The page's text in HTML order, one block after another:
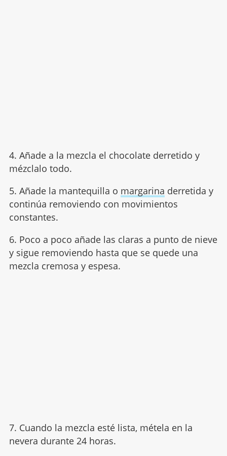
4. Añade a la mezcla el chocolate derretido y
mézclalo todo.
5. Añade la mantequilla o margarina derretida y
continúa removiendo con movimientos
constantes.
6. Poco a poco añade las claras a punto de nieve
y sigue removiendo hasta que se quede una
mezcla cremosa y espesa.
7. Cuando la mezcla esté lista, métela en la
nevera durante 24 horas.